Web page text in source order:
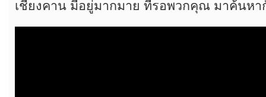
เชียงคาน มีอยู่มากมาย ที่รอพวกคุณ มาค้นหา